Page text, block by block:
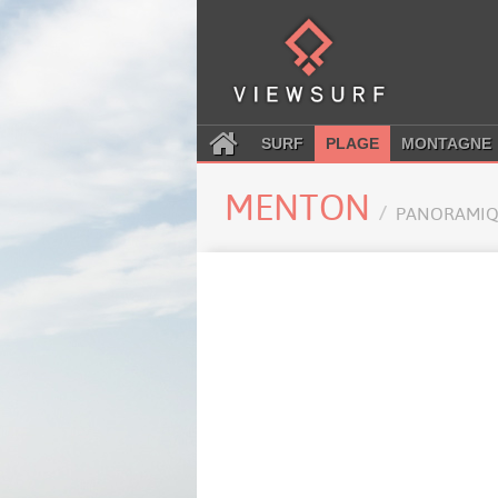
SURF PLAGE MONTAGNE
MENTON